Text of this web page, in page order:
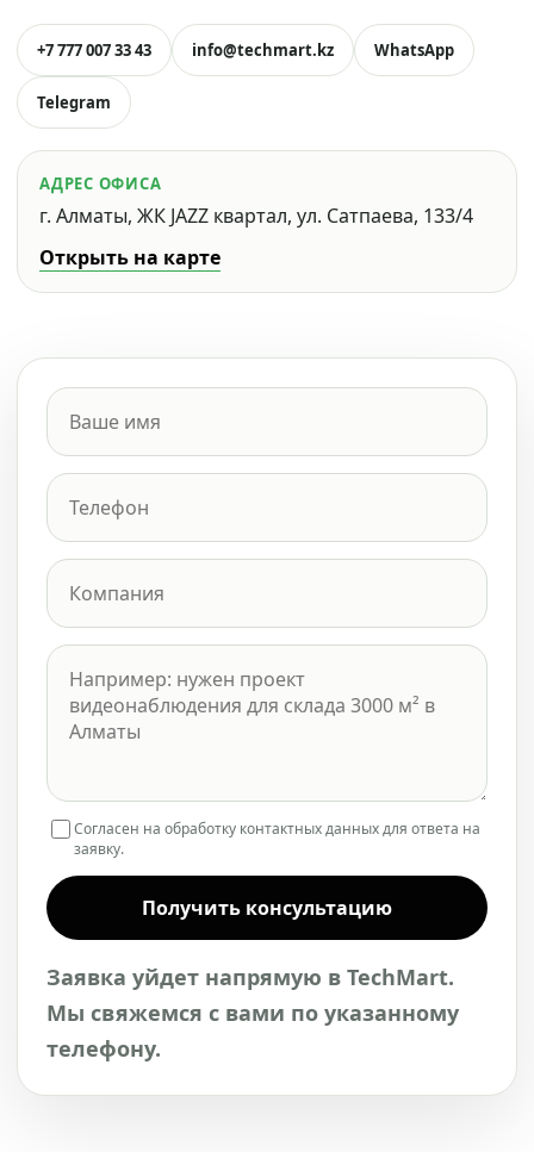
+7 777 007 33 43 info@techmart.kz WhatsApp
Telegram
АДРЕС ОФИСА
г. Алматы, ЖК JAZZ квартал, ул. Сатпаева, 133/4
Открыть на карте
Согласен на обработку контактных данных для ответа на
заявку.
Получить консультацию
Заявка уйдет напрямую в TechMart.
Мы свяжемся с вами по указанному
телефону.